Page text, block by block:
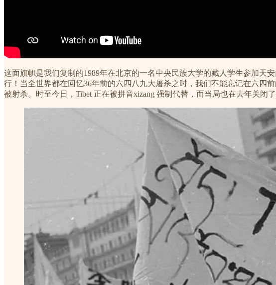
这面旗帜是我们复制的1989年在北京的一名中央民族大学的藏人学生参加天
行！当全世界都在回忆36年前的六四八九大屠杀之时，我们不能忘记在六四前
被射杀。时至今日，Tibet 正在被拼音xizang 强制代替，而当局也在去年关